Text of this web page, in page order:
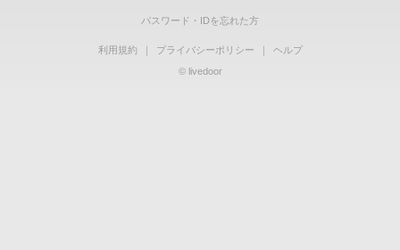
パスワード・IDを忘れた方
利用規約 ｜ プライバシーポリシー ｜
ヘルプ
© livedoor